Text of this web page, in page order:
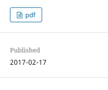
pdf
Published
2017-02-17